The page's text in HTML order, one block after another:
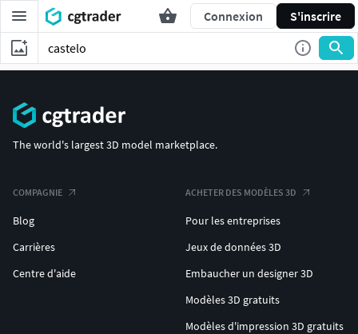
Connexion S'inscrire
The world's largest 3D model marketplace.
COMPAGNIE
Blog
Carrières
Centre d'aide
ACHETER DES MODÈLES 3D
Pour les entreprises
Jeux de données 3D
Embaucher un designer 3D
Modèles 3D gratuits
Modèles d'impression 3D gratuits